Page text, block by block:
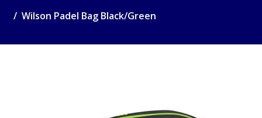
Wilson Padel Bag Black/Green